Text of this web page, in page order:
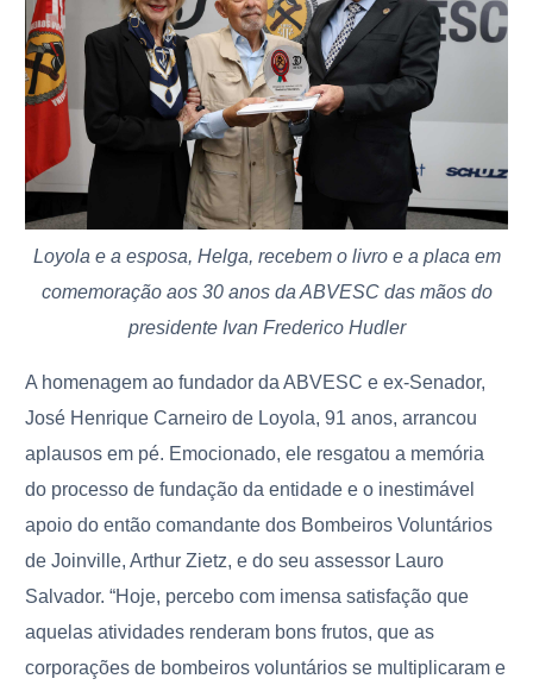
Loyola e a esposa, Helga, recebem o livro e a placa em
comemoração aos 30 anos da ABVESC das mãos do
presidente Ivan Frederico Hudler
A homenagem ao fundador da ABVESC e ex-Senador,
José Henrique Carneiro de Loyola, 91 anos, arrancou
aplausos em pé. Emocionado, ele resgatou a memória
do processo de fundação da entidade e o inestimável
apoio do então comandante dos Bombeiros Voluntários
de Joinville, Arthur Zietz, e do seu assessor Lauro
Salvador. “Hoje, percebo com imensa satisfação que
aquelas atividades renderam bons frutos, que as
corporações de bombeiros voluntários se multiplicaram e